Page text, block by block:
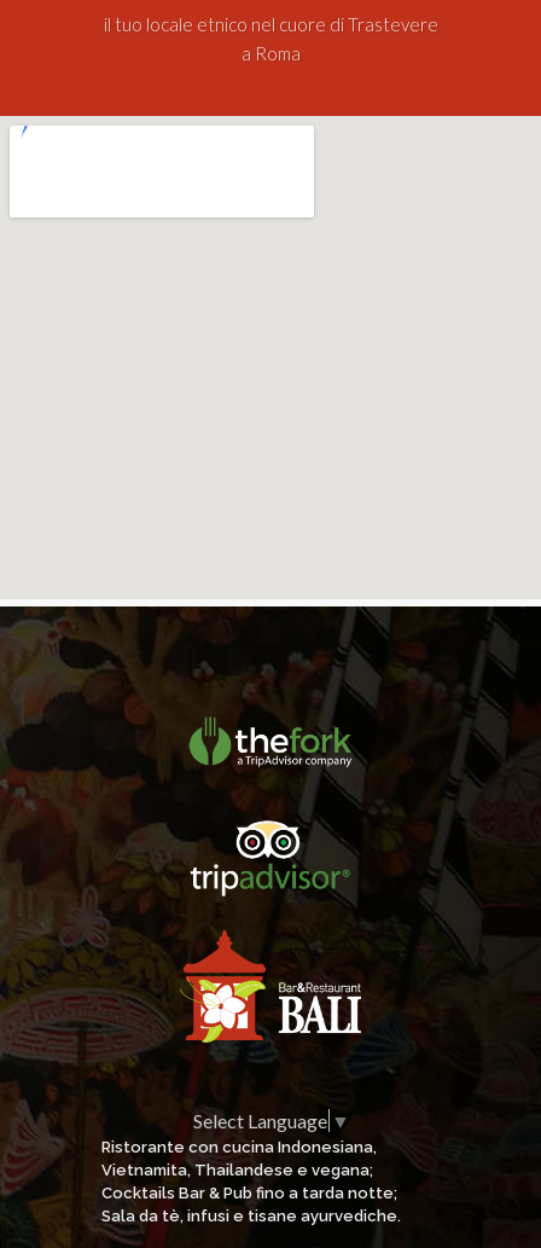
il tuo locale etnico nel cuore di Trastevere
a Roma
Select Language ▼
Ristorante con cucina Indonesiana,
Vietnamita, Thailandese e vegana;
Cocktails Bar & Pub fino a tarda notte;
Sala da tè, infusi e tisane ayurvediche.